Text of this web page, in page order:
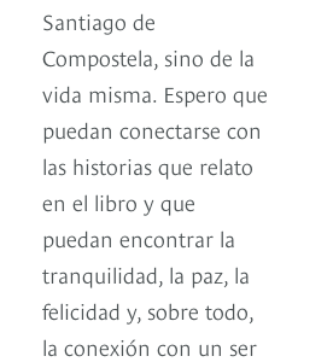
Santiago de
Compostela, sino de la
vida misma. Espero que
puedan conectarse con
las historias que relato
en el libro y que
puedan encontrar la
tranquilidad, la paz, la
felicidad y, sobre todo,
la conexión con un ser